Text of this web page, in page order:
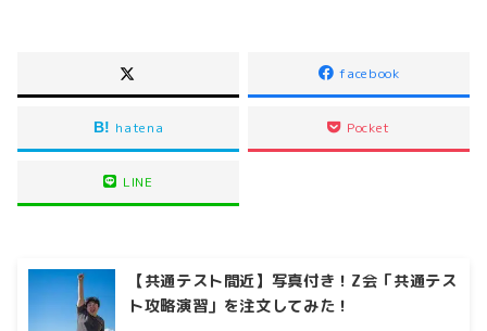
facebook
hatena Pocket
LINE
【共通テスト間近】写真付き！Z会「共通テス
ト攻略演習」を注文してみた！